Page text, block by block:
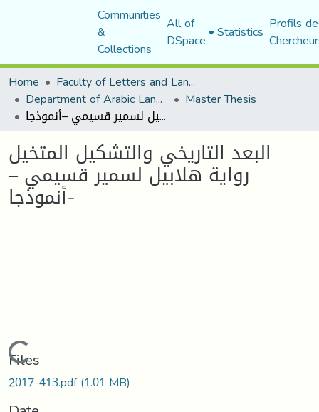
Communities
&
Collections
All of
DSpace Statistics Profils
Home
Faculty of Letters and Languages
Department of Arabic Language and Literature Master Thesis
البعد التاريخي والتشكيل المتخيل رواية هلابيل لسمير قسيمي –أنموذجا-
البعد التاريخي والتشكيل المتخيل
رواية هلابيل لسمير قسيمي –
أنموذجا-
Loading...
Files
2017-413.pdf(1.01 MB)